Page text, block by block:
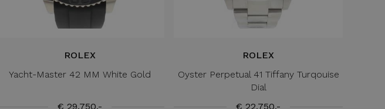
ROLEX
Yacht-Master 42 MM White Gold
€ 29.750,-
ROLEX
Oyster Perpetual 41 Tiffany Turqouise
Dial
€ 22.750,-